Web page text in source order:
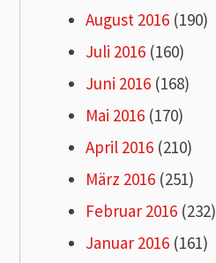
August 2016 (190)
Juli 2016 (160)
Juni 2016 (168)
Mai 2016 (170)
April 2016 (210)
März 2016 (251)
Februar 2016 (232)
Januar 2016 (161)